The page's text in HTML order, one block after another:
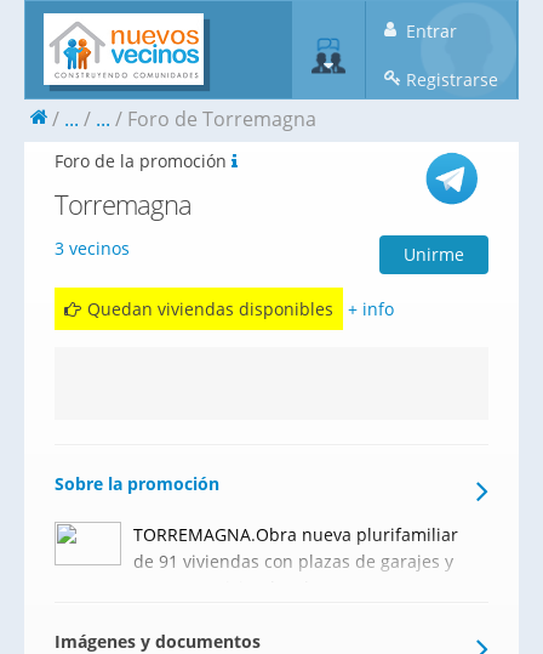
Entrar
Registrarse
... ... Foro de Torremagna
Foro de la promoción
Torremagna
3 vecinos Unirme
Quedan viviendas disponibles + info
Sobre la promoción
TORREMAGNA.Obra nueva plurifamiliar
de 91 viviendas con plazas de garajes y
plus, pensada para atender todas tus
Imágenes y documentos